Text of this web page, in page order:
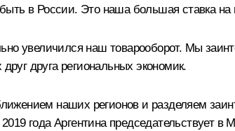
в России. Это наша большая ставка на
увеличился наш товарооборот. Мы
друга региональных экономик.
наших регионов и разделяем
года Аргентина председательствует